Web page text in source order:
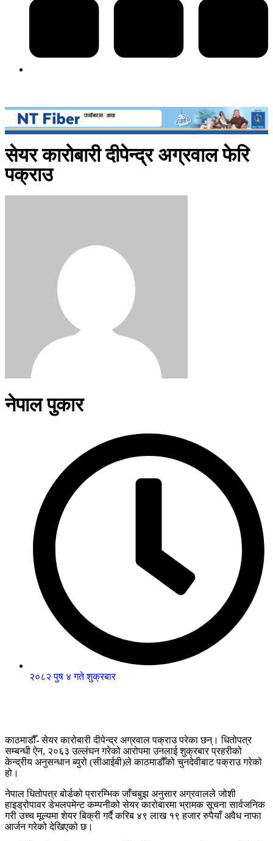
सेयर कारोबारी दीपेन्द्र अग्रवाल फेरि
पक्राउ
नेपाल पुकार
२०८२ पुष ४ गते शुक्रबार
काठमाडौँ- सेयर कारोबारी दीपेन्द्र अग्रवाल पक्राउ परेका छन्। धितोपत्र
सम्बन्धी ऐन, २०६३ उल्लंघन गरेको आरोपमा उनलाई शुक्रबार प्रहरीको
केन्द्रीय अनुसन्धान ब्युरो (सीआईबी)ले काठमाडौँको चुनदेवीबाट पक्राउ गरेको
हो।
नेपाल धितोपत्र बोर्डको प्रारम्भिक जाँचबुझ अनुसार अग्रवालले जोशी
हाइड्रोपावर डेभलपमेन्ट कम्पनीको सेयर कारोबारमा भ्रामक सूचना सार्वजनिक
गरी उच्च मूल्यमा शेयर बिक्री गर्दै करिब ४९ लाख १९ हजार रुपैयाँ अवैध नाफा
आर्जन गरेको देखिएको छ।